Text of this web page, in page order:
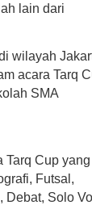
lain dari
wilayah
acara Tarq
SMA
Tarq Cup yang
Futsal,
Debat, Solo